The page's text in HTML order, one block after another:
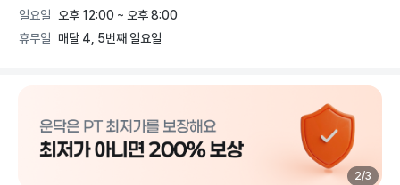
일요일
오후 12:00 ~ 오후 8:00
휴무일
매달 4, 5번째 일요일
2/3